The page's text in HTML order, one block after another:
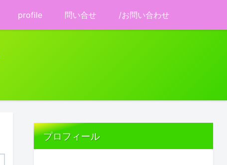
profile 問い合せ /お問い合わせ
プロフィール